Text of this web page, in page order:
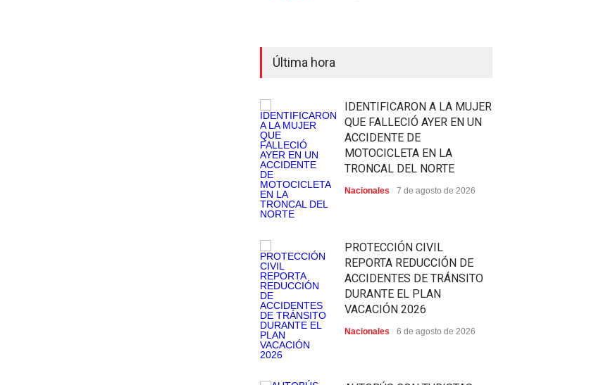
Última hora
IDENTIFICARON A LA MUJER
QUE FALLECIÓ AYER EN UN
ACCIDENTE DE
MOTOCICLETA EN LA
TRONCAL DEL NORTE
Nacionales 7 de agosto de 2026
PROTECCIÓN CIVIL
REPORTA REDUCCIÓN DE
ACCIDENTES DE TRÁNSITO
DURANTE EL PLAN
VACACIÓN 2026
Nacionales 6 de agosto de 2026